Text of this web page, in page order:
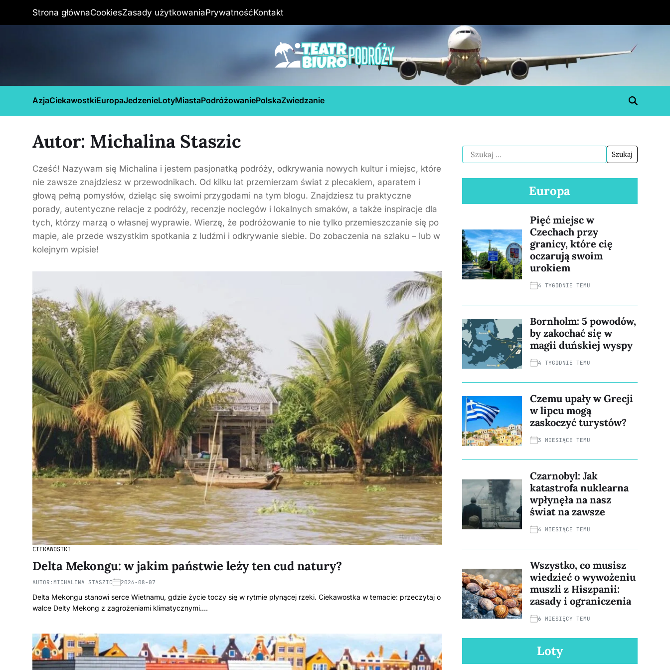
Strona głównaCookiesZasady użytkowaniaPrywatnośćKontakt
AzjaCiekawostkiEuropaJedzenieLotyMiastaPodróżowaniePolskaZwiedzanie
Autor: Michalina Staszic
Cześć! Nazywam się Michalina i jestem pasjonatką podróży, odkrywania nowych kultur i miejsc, które
nie zawsze znajdziesz w przewodnikach. Od kilku lat przemierzam świat z plecakiem, aparatem i
głową pełną pomysłów, dzieląc się swoimi przygodami na tym blogu. Znajdziesz tu praktyczne
porady, autentyczne relacje z podróży, recenzje noclegów i lokalnych smaków, a także inspiracje dla
tych, którzy marzą o własnej wyprawie. Wierzę, że podróżowanie to nie tylko przemieszczanie się po
mapie, ale przede wszystkim spotkania z ludźmi i odkrywanie siebie. Do zobaczenia na szlaku – lub w
kolejnym wpisie!
CIEKAWOSTKI
Delta Mekongu: w jakim państwie leży ten cud natury?
AUTOR: MICHALINA STASZIC 2026-08-07
Delta Mekongu stanowi serce Wietnamu, gdzie życie toczy się w rytmie płynącej rzeki. Ciekawostka w temacie: przeczytaj o
walce Delty Mekong z zagrożeniami klimatycznymi.…
Europa
Pięć miejsc w
Czechach przy
granicy, które cię
oczarują swoim
urokiem
4 TYGODNIE TEMU
Bornholm: 5 powodów,
by zakochać się w
magii duńskiej wyspy
4 TYGODNIE TEMU
Czemu upały w Grecji
w lipcu mogą
zaskoczyć turystów?
3 MIESIĄCE TEMU
Czarnobyl: Jak
katastrofa nuklearna
wpłynęła na nasz
świat na zawsze
4 MIESIĄCE TEMU
Wszystko, co musisz
wiedzieć o wywożeniu
muszli z Hiszpanii:
zasady i ograniczenia
6 MIESIĘCY TEMU
Loty